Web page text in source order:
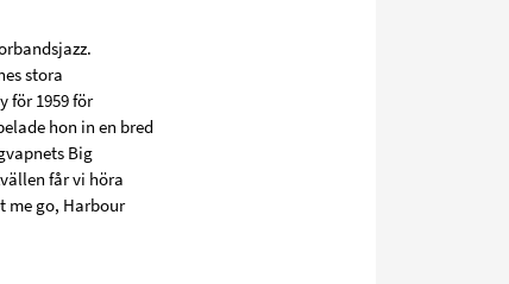
stora
för 1959 för
hon in en bred
Big
får vi höra
me go, Harbour